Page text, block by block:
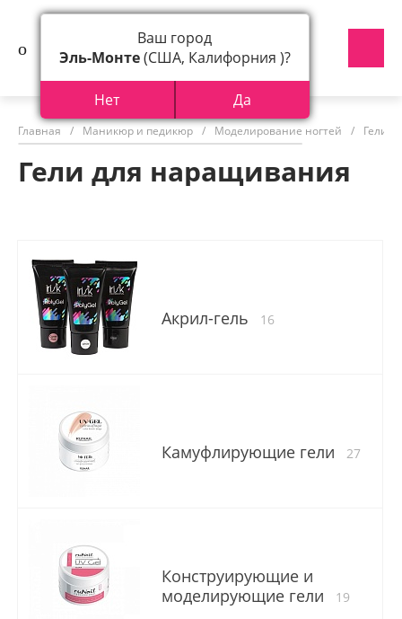
Главная / Маникюр и педикюр / Моделирование ногтей / Гели
Гели для наращивания
Акрил-гель 16
Камуфлирующие гели 27
Конструирующие и
моделирующие гели
19
Ваш город
Эль-Монте(США, Калифорния )?
Нет Да